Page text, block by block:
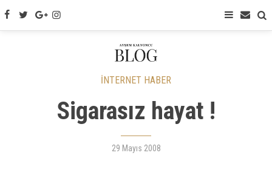
İNTERNET HABER
Sigarasız hayat !
29 Mayıs 2008